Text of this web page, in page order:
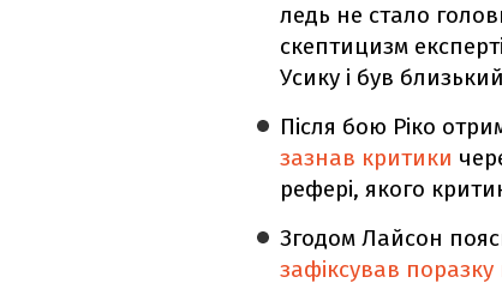
ледь не стало
скептицизм
Усику і був
Після бою Ріко
зазнав критики
рефері, якого
Згодом Лайсон
зафіксував